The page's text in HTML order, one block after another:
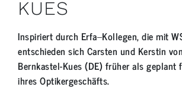
KUES
Inspiriert durch Erfa–Kollegen, die mit
entschieden sich Carsten und Kerstin
Bernkastel-Kues (DE) früher als
ihres Optikergeschäfts.